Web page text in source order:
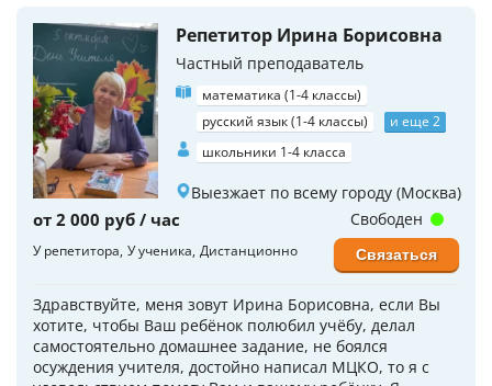
Репетитор Ирина Борисовна
Частный преподаватель
математика (1-4 классы)
русский язык (1-4 классы)
и еще 2
школьники 1-4 класса
Выезжает по всему городу (Москва)
от 2 000 руб / час
У репетитора У ученика Дистанционно
Здравствуйте, меня зовут Ирина Борисовна, если Вы
хотите, чтобы Ваш ребёнок полюбил учёбу, делал
самостоятельно домашнее задание, не боялся
осуждения учителя, достойно написал МЦКО, то я с
Свободен
Связаться